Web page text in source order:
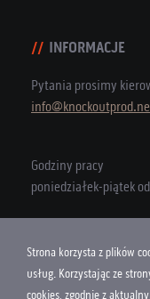
INFORMACJE
Pytania prosimy
Godziny pracy
poniedziałek-piątek
Copyright
Strona korzysta z plików
usług. Korzystając ze
cookies, zgodnie z